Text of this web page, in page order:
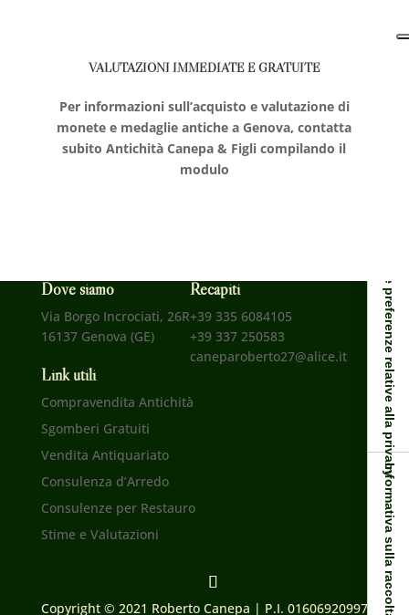
VALUTAZIONI IMMEDIATE E GRATUITE
Per informazioni sull’acquisto e valutazione di
monete e medaglie antiche a Genova, contatta
subito Antichità Canepa & Figli compilando il
modulo
Dove siamo
Via Borgo Incrociati, 26R
16137 Genova (GE)
Recapiti
+39 335 6084105
+39 337 250583
caneparoberto27@alice.it
Link utili
Compravendita Antichità
Sgomberi Gratuiti
Vendita Antiquariato
Consulenza d’Arredo
Consulenze per Restauro
Stime eValutazioni
Copyright © 2021 Roberto Canepa | P.I. 01606920997
Le tue preferenze relative alla privacy
Informativa sulla raccolta